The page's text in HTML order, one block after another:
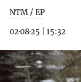
NTM / EP
02·08·25
15:32